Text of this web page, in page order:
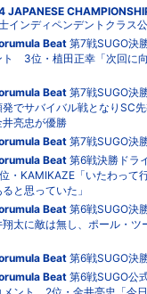
JAPANESE
インディペンデントクラス
Beat第7戦SUGO決
ト 3位・植田正幸「次回に
Beat第7戦SUGO決
でサバイバル戦となりSC
井亮忠が優勝
Beat第7戦SUGO決
Beat第6戦決勝ドラ
・KAMIKAZE「いたわって
と思っていた」
Beat第6戦SUGO決
翔太に敵は無し、ポール・ツ
Beat第6戦SUGO決
Beat第6戦SUGO公